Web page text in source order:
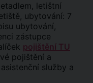
letištní
ubytování: 7
ubytování,
zástupce
pojištění TU
pojištění a
služby a